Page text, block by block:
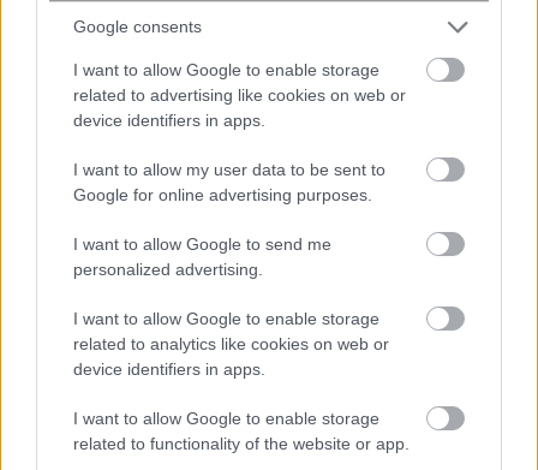
Google consents
I want to allow Google to enable storage
related to advertising like cookies on web or
device identifiers in apps.
I want to allow my user data to be sent to
Google for online advertising purposes.
I want to allow Google to send me
personalized advertising.
I want to allow Google to enable storage
related to analytics like cookies on web or
device identifiers in apps.
I want to allow Google to enable storage
related to functionality of the website or app.